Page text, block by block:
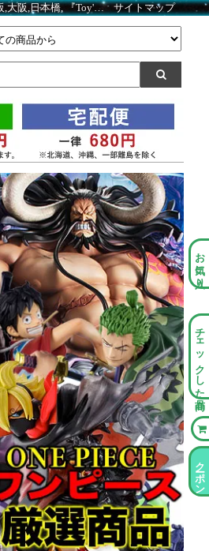
タカラトミーモールオリジナル トミカプレミアム 10周年記念特別復刻商品 日産 レパード TMC01467 ｜ トミカ・ミニカー 関連商品 ｜ガシャポン,フィギュア,トミカ,食玩,販売,通販,大阪,日本橋, 『Toy's Zero』 トイズゼロ サイトマップ
お気に入り
チェックした商品
クーポン情報